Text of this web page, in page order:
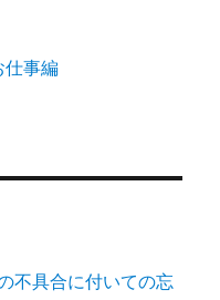
事編
不具合に付いての忘